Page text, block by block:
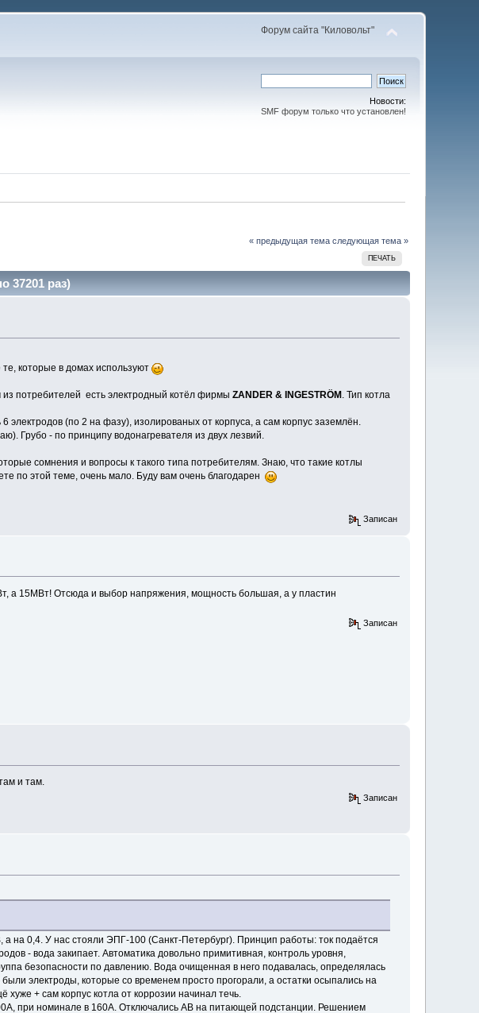
Форум сайта "Киловольт"
Новости:
SMF форум только что установлен!
« предыдущая тема следующая тема »
ПЕЧАТЬ
37201 раз)
которые в домах используют
из потребителей есть электродный котёл фирмы ZANDER & INGESTRÖM . Тип котла
(по 2 на фазу), изолированых от корпуса, а сам корпус заземлён.
Грубо - по принципу водонагревателя из двух лезвий.
сомнения и вопросы к такого типа потребителям. Знаю, что такие котлы
по этой теме, очень мало. Буду вам очень благодарен
Записан
а 15МВт! Отсюда и выбор напряжения, мощность большая, а у пластин
Записан
и там.
Записан
на 0,4. У нас стояли ЭПГ-100 (Санкт-Петербург). Принцип работы: ток подаётся
- вода закипает. Автоматика довольно примитивная, контроль уровня,
безопасности по давлению. Вода очищенная в него подавалась, определялась
электроды, которые со временем просто прогорали, а остатки осыпались на
+ сам корпус котла от коррозии начинал течь.
при номинале в 160А. Отключались АВ на питающей подстанции. Решением